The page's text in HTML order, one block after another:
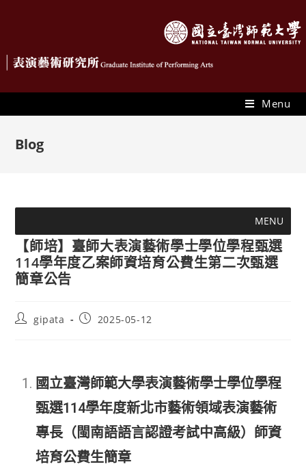
Menu
Blog
MENU
【師培】臺師大表演藝術學士學位學程甄選
114學年度乙案師資培育公費生第二次甄選
簡章公告
gipata 2025-05-12
國立臺灣師範大學表演藝術學士學位學程
甄選114學年度新北市藝術領域表演藝術
專長（閩南語語言認證考試中高級）師資
培育公費生簡章